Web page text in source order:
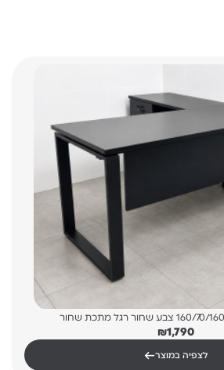
₪1,790
←לצפיה במוצר